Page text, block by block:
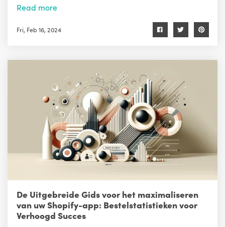
Read more
Fri, Feb 16, 2024
De Uitgebreide Gids voor het maximaliseren
van uw Shopify-app: Bestelstatistieken voor
Verhoogd Succes